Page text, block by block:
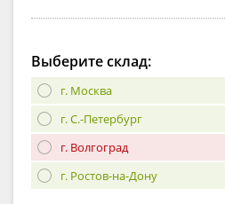
Выберите склад:
г. Москва
г. С.-Петербург
г. Волгоград
г. Ростов-на-Дону